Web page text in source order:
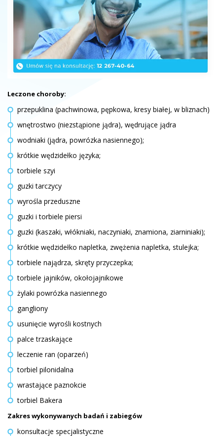
Leczone choroby:
przepuklina (pachwinowa, pępkowa, kresy białej, w bliznach)
wnętrostwo (niezstąpione jądra), wędrujące jądra
wodniaki (jądra, powrózka nasiennego);
krótkie wędzidełko języka;
torbiele szyi
guzki tarczycy
wyrośla przeduszne
guzki i torbiele piersi
guzki (kaszaki, włókniaki, naczyniaki, znamiona, ziarniniaki);
krótkie wędzidełko napletka, zwężenia napletka, stulejka;
torbiele najądrza, skręty przyczepka;
torbiele jajników, okołojajnikowe
żylaki powrózka nasiennego
gangliony
usunięcie wyrośli kostnych
palce trzaskające
leczenie ran (oparzeń)
torbiel pilonidalna
wrastające paznokcie
torbiel Bakera
Zakres wykonywanych badań i zabiegów
konsultacje specjalistyczne